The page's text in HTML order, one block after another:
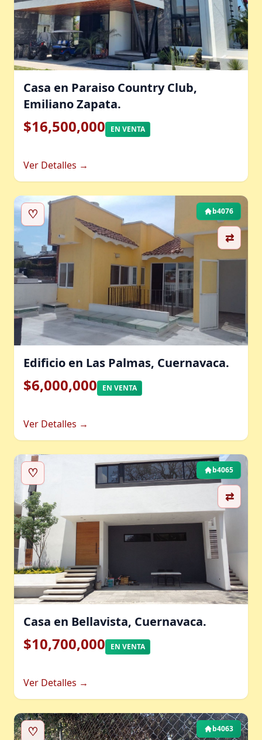
Casa en Paraiso Country Club,
Emiliano Zapata.
$16,500,000 EN VENTA
Ver Detalles →
♡
⇄
b4076
Edificio en Las Palmas, Cuernavaca.
$6,000,000 EN VENTA
Ver Detalles →
♡
⇄
b4065
Casa en Bellavista, Cuernavaca.
$10,700,000 EN VENTA
Ver Detalles →
♡ b4063